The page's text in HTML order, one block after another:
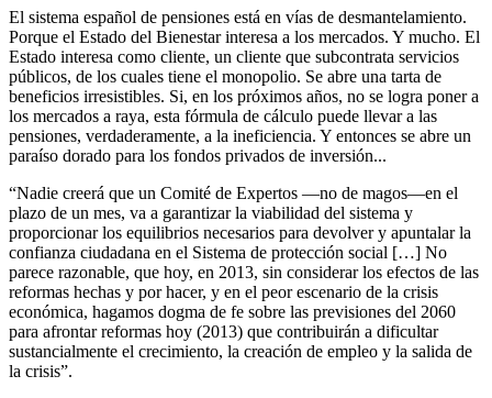
El sistema español de pensiones está en vías de desmantelamiento.
Porque el Estado del Bienestar interesa a los mercados. Y mucho. El
Estado interesa como cliente, un cliente que subcontrata servicios
públicos, de los cuales tiene el monopolio. Se abre una tarta de
beneficios irresistibles. Si, en los próximos años, no se logra poner a
los mercados a raya, esta fórmula de cálculo puede llevar a las
pensiones, verdaderamente, a la ineficiencia. Y entonces se abre un
paraíso dorado para los fondos privados de inversión...
“Nadie creerá que un Comité de Expertos —no de magos—en el
plazo de un mes, va a garantizar la viabilidad del sistema y
proporcionar los equilibrios necesarios para devolver y apuntalar la
confianza ciudadana en el Sistema de protección social […] No
parece razonable, que hoy, en 2013, sin considerar los efectos de las
reformas hechas y por hacer, y en el peor escenario de la crisis
económica, hagamos dogma de fe sobre las previsiones del 2060
para afrontar reformas hoy (2013) que contribuirán a dificultar
sustancialmente el crecimiento, la creación de empleo y la salida de
la crisis”.